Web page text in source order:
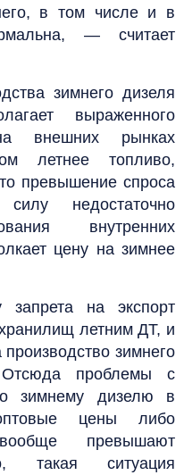
в том числе и в
— считает
зимнего дизеля
выраженного
внешних рынках
летнее топливо,
превышение спроса
недостаточно
внутренних
цену на зимнее
на экспорт
летним ДТ, и
зимнего
проблемы с
зимнему дизелю в
цены либо
превышают
такая ситуация